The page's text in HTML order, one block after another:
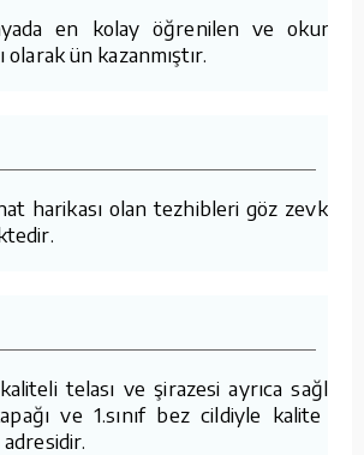
en kolay öğrenilen ve okunan
olarak ün kazanmıştır.
harikası olan tezhibleri göz zevkine
telası ve şirazesi ayrıca sağlam
ve 1.sınıf bez cildiyle kalite ve
adresidir.